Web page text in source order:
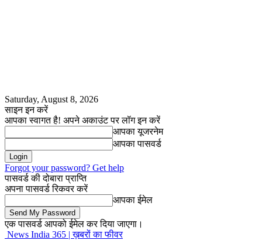
Saturday, August 8, 2026
साइन इन करें
आपका स्वागत है! अपने अकाउंट पर लॉग इन करें
आपका यूजरनेम
आपका पासवर्ड
Forgot your password? Get help
पासवर्ड की दोबारा प्राप्ति
अपना पासवर्ड रिकवर करें
आपका ईमेल
एक पासवर्ड आपको ईमेल कर दिया जाएगा।
News India 365 | ख़बरों का फीवर